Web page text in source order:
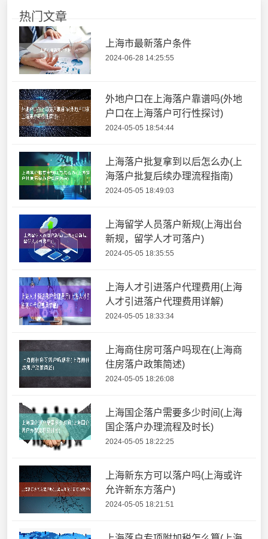
热门文章
上海市最新落户条件
2024-06-28 14:25:55
外地户口在上海落户靠谱吗(外地
户口在上海落户可行性探讨)
2024-05-05 18:54:44
上海落户批复拿到以后怎么办(上
海落户批复后续办理流程指南)
2024-05-05 18:49:03
上海留学人员落户新规(上海出台
新规，留学人才可落户)
2024-05-05 18:35:55
上海人才引进落户代理费用(上海
人才引进落户代理费用详解)
2024-05-05 18:33:34
上海商住房可落户吗现在(上海商
住房落户政策简述)
2024-05-05 18:26:08
上海国企落户需要多少时间(上海
国企落户办理流程及时长)
2024-05-05 18:22:25
上海新东方可以落户吗(上海或许
允许新东方落户)
2024-05-05 18:21:51